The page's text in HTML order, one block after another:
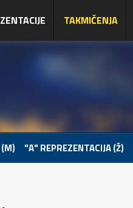
TAKMIČENJA
"A" REPREZENTACIJA (Ž)